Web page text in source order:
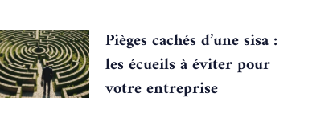
Pièges cachés d’une sisa :
les écueils à éviter pour
votre entreprise